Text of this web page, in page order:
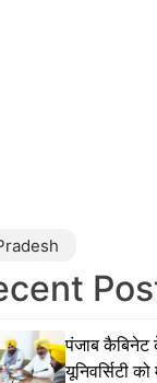
पंजाब
यूनिवर्सिटी